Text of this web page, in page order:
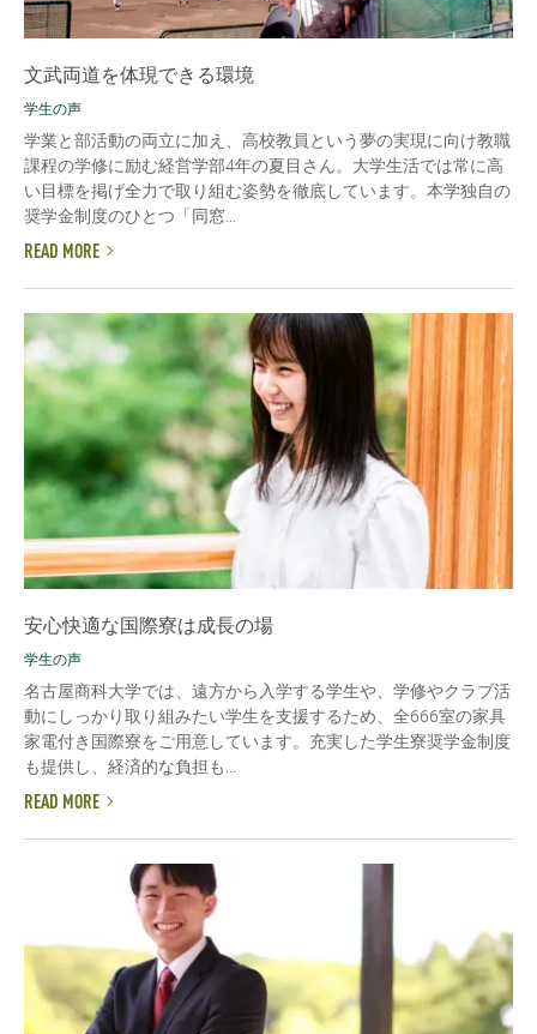
文武両道を体現できる環境
学生の声
学業と部活動の両立に加え、高校教員という夢の実現に向け教職
課程の学修に励む経営学部4年の夏目さん。大学生活では常に高
い目標を掲げ全力で取り組む姿勢を徹底しています。本学独自の
奨学金制度のひとつ「同窓...
READ MORE
安心快適な国際寮は成長の場
学生の声
名古屋商科大学では、遠方から入学する学生や、学修やクラブ活
動にしっかり取り組みたい学生を支援するため、全666室の家具
家電付き国際寮をご用意しています。充実した学生寮奨学金制度
も提供し、経済的な負担も...
READ MORE